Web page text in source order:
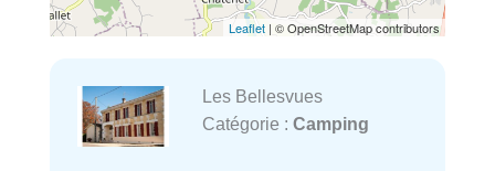
Leaflet | © OpenStreetMap contributors
Les Bellesvues
Catégorie : Camping